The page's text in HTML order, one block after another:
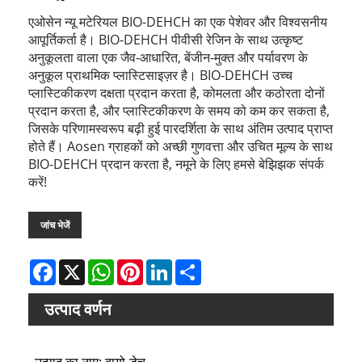
एओसेन न्यू मटेरियल BIO-DEHCH का एक पेशेवर और विश्वसनीय
आपूर्तिकर्ता है। BIO-DEHCH पीवीसी रेजिन के साथ उत्कृष्ट
अनुकूलता वाला एक जैव-आधारित, बेंजीन-मुक्त और पर्यावरण के
अनुकूल प्राथमिक प्लास्टिसाइज़र है। BIO-DEHCH उच्च
प्लास्टिकीकरण दक्षता प्रदान करता है, कोमलता और कठोरता दोनों
प्रदान करता है, और प्लास्टिकीकरण के समय को कम कर सकता है,
जिसके परिणामस्वरूप बढ़ी हुई पारदर्शिता के साथ अंतिम उत्पाद प्राप्त
होते हैं। Aosen ग्राहकों को अच्छी गुणवत्ता और उचित मूल्य के साथ
BIO-DEHCH प्रदान करता है, नमूने के लिए हमसे बेझिझक संपर्क
करें!
जांच भेजें
Facebook
X WhatsAppPinterestLinkedIn
उत्पाद वर्णन